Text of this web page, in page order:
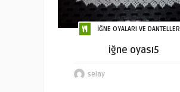
İĞNE OYALARI VE DANTELLER
iğne oyası5
selay